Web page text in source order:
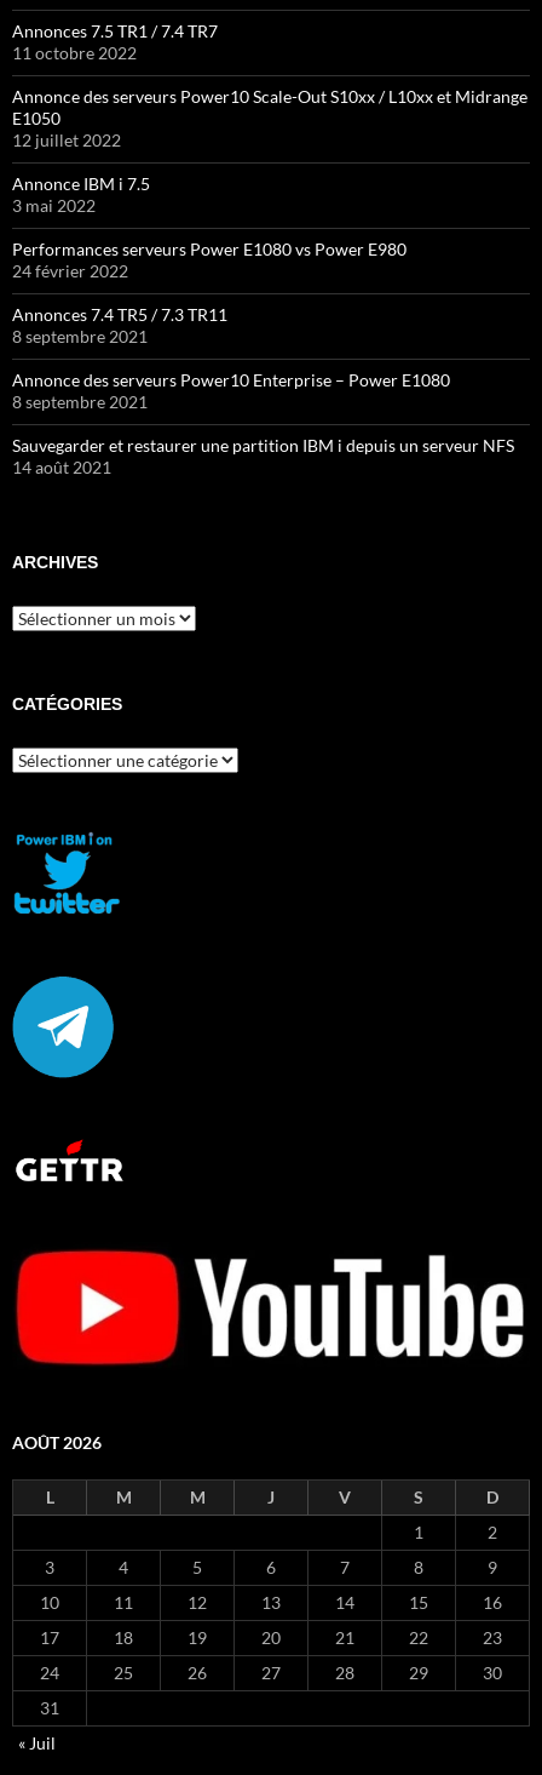
Annonces 7.5 TR1 / 7.4 TR7
11 octobre 2022
Annonce des serveurs Power10 Scale-Out S10xx / L10xx et Midrange
E1050
12 juillet 2022
Annonce IBM i 7.5
3 mai 2022
Performances serveurs Power E1080 vs Power E980
24 février 2022
Annonces 7.4 TR5 / 7.3 TR11
8 septembre 2021
Annonce des serveurs Power10 Enterprise – Power E1080
8 septembre 2021
Sauvegarder et restaurer une partition IBM i depuis un serveur NFS
14 août 2021
ARCHIVES
Archives
CATÉGORIES
Catégories
AOÛT 2026
L M M J V S
D
1
2
3
4 5 6 7 8
9
10
11 12 13 14 15
16
17
18 19 20 21 22
23
24
25 26 27 28 29
30
31
« Juil